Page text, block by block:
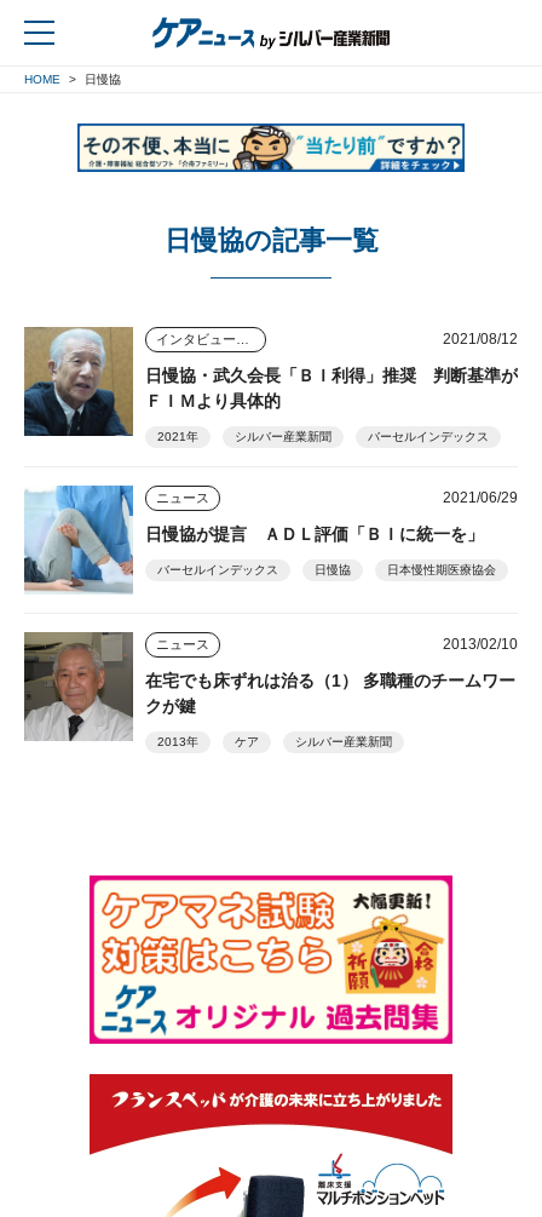
HOME 日慢協
日慢協の記事一覧
2021/08/12
日慢協・武久会長「ＢＩ利得」推奨 判断基準が
ＦＩＭより具体的
2021年 シルバー産業新聞 バーセルインデックス
ニュース 2021/06/29
日慢協が提言 ＡＤＬ評価「ＢＩに統一を」
バーセルインデックス 日慢協 日本慢性期医療協会
ニュース 2013/02/10
在宅でも床ずれは治る（1） 多職種のチームワー
クが鍵
2013年 ケア シルバー産業新聞